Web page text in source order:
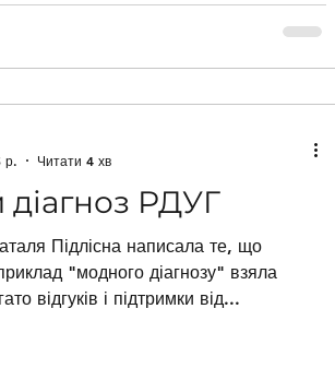
РДУГ
Підлісна написала те, що
"модного діагнозу" взяла
відгуків і підтримки від...
р.
Читати 4 хв